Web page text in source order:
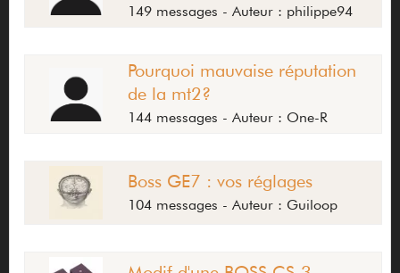
149 messages - Auteur : philippe94
Pourquoi mauvaise réputation
de la mt2?
144 messages - Auteur : One-R
Boss GE7 : vos réglages
104 messages - Auteur : Guiloop